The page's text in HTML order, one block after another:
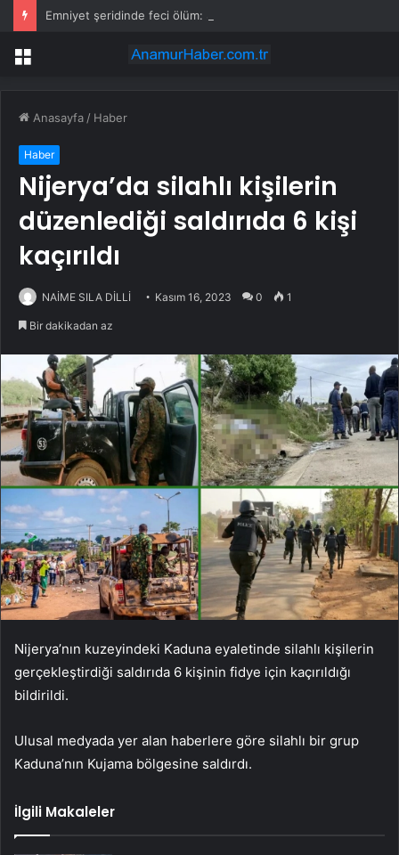
Menü
Anasayfa / Haber
Haber
Nijerya’da silahlı kişilerin
düzenlediği saldırıda 6 kişi
kaçırıldı
NAİME SILA DİLLİ Kasım 16, 2023 0 1
Bir dakikadan az
Nijerya’nın kuzeyindeki Kaduna eyaletinde silahlı kişilerin
gerçekleştirdiği saldırıda 6 kişinin fidye için kaçırıldığı
bildirildi.
Ulusal medyada yer alan haberlere göre silahlı bir grup
Kaduna’nın Kujama bölgesine saldırdı.
İlgili Makaleler